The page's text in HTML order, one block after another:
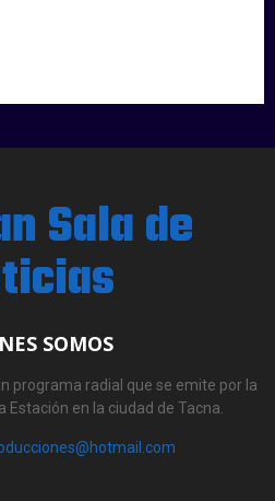
SOMOS
programa radial que se emite por la
Estación en la ciudad de Tacna.